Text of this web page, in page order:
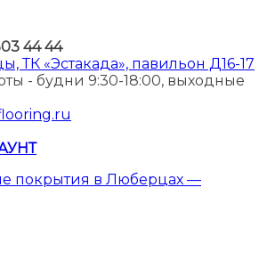
44 44
ТК «Эстакада», павильон Д16-17
- будни 9:30-18:00, выходные